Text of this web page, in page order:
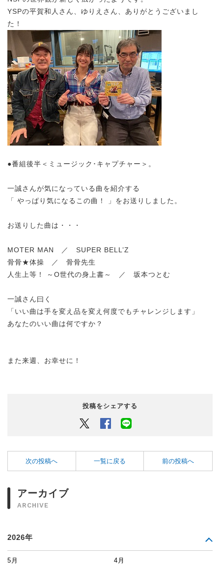
YSPの平賀和人さん、ゆりえさん、ありがとうございまし
た！
●番組後半＜ミュージック･キャプチャー＞。
一誠さんが気になっている曲を紹介する
「 やっぱり気になるこの曲！ 」をお送りしました。
お送りした曲は・・・
MOTER MAN ／ SUPER BELL’Z
骨骨★体操 ／ 骨骨先生
人生上等！ ～O世代の身上書～ ／ 坂本つとむ
一誠さん曰く
「いい曲は手を変え品を変え何度でもチャレンジします」
あなたのいい曲は何ですか？
また来週、お幸せに！
投稿をシェアする
Twitter Facebook
次の投稿へ 一覧に戻る 前の投稿へ
アーカイブ
ARCHIVE
2026年
5月 4月